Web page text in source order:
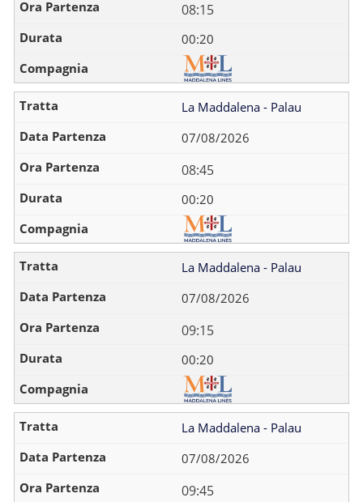
08:15
00:20
La Maddalena - Palau
07/08/2026
08:45
00:20
La Maddalena - Palau
07/08/2026
09:15
00:20
La Maddalena - Palau
07/08/2026
09:45